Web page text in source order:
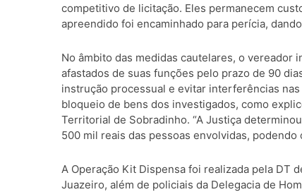
competitivo de licitação. Eles permanecem
apreendido foi encaminhado para perícia,
No âmbito das medidas cautelares, o vereador
afastados de suas funções pelo prazo de 90
instrução processual e evitar interferências
bloqueio de bens dos investigados, como
Territorial de Sobradinho. “A Justiça
500 mil reais das pessoas envolvidas, podendo
A Operação Kit Dispensa foi realizada pela DT
Juazeiro, além de policiais da Delegacia de